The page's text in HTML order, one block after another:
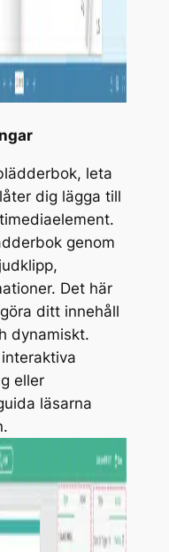
leta
dig lägga till
genom
Det här
ditt innehåll
dynamiskt.
eller
läsarna